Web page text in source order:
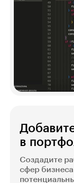
в
Создадите
сфер